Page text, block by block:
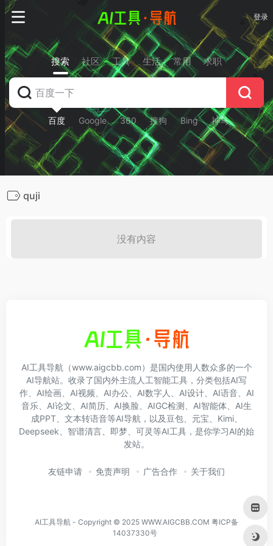
登录
搜索 社区 工具 生活 常用 求职
百度 Google 360 搜狗 Bing 神马
quji
没有内容
AI工具导航（www.aigcbb.com）是国内使用人数众多的一个
AI导航站。收录了国内外主流人工智能工具，分类包括AI写
作、AI绘画、AI视频、AI办公、AI数字人、AI设计、AI语音、AI
音乐、AI论文、AI简历、AI换脸、AIGC检测、AI智能体、AI生
成PPT、文本转语音等AI导航，以及豆包、元宝、Kimi、
Deepseek、智谱清言、即梦、可灵等AI工具，是你学习AI的始
发站。
友链申请 免责声明 广告合作 关于我们
AI工具导航 - Copyright © 2025 WWW.AIGCBB.COM 粤ICP备
14037330号